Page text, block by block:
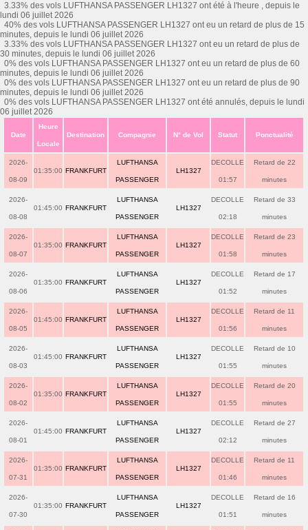
3.33% des vols LUFTHANSA PASSENGER LH1327 ont été à l'heure , depuis le
lundi 06 juillet 2026
40% des vols LUFTHANSA PASSENGER LH1327 ont eu un retard de plus de 15
minutes, depuis le lundi 06 juillet 2026
3.33% des vols LUFTHANSA PASSENGER LH1327 ont eu un retard de plus de
30 minutes, depuis le lundi 06 juillet 2026
0% des vols LUFTHANSA PASSENGER LH1327 ont eu un retard de plus de 60
minutes, depuis le lundi 06 juillet 2026
0% des vols LUFTHANSA PASSENGER LH1327 ont eu un retard de plus de 90
minutes, depuis le lundi 06 juillet 2026
0% des vols LUFTHANSA PASSENGER LH1327 ont été annulés, depuis le lundi
06 juillet 2026
Date
Heure
Locale
Destination Compagnie N° de Vol Statut Ponctualité
2026-
08-09
01:35:00 FRANKFURT
LUFTHANSA
PASSENGER
LH1327
DECOLLE
01:57
Retard de 22
minutes
2026-
08-08
01:45:00 FRANKFURT
LUFTHANSA
PASSENGER
LH1327
DECOLLE
02:18
Retard de 33
minutes
2026-
08-07
01:35:00 FRANKFURT
LUFTHANSA
PASSENGER
LH1327
DECOLLE
01:58
Retard de 23
minutes
2026-
08-06
01:35:00 FRANKFURT
LUFTHANSA
PASSENGER
LH1327
DECOLLE
01:52
Retard de 17
minutes
2026-
08-05
01:45:00 FRANKFURT
LUFTHANSA
PASSENGER
LH1327
DECOLLE
01:56
Retard de 11
minutes
2026-
08-03
01:45:00 FRANKFURT
LUFTHANSA
PASSENGER
LH1327
DECOLLE
01:55
Retard de 10
minutes
2026-
08-02
01:35:00 FRANKFURT
LUFTHANSA
PASSENGER
LH1327
DECOLLE
01:55
Retard de 20
minutes
2026-
08-01
01:45:00 FRANKFURT
LUFTHANSA
PASSENGER
LH1327
DECOLLE
02:12
Retard de 27
minutes
2026-
07-31
01:35:00 FRANKFURT
LUFTHANSA
PASSENGER
LH1327
DECOLLE
01:46
Retard de 11
minutes
2026-
07-30
01:35:00 FRANKFURT
LUFTHANSA
PASSENGER
LH1327
DECOLLE
01:51
Retard de 16
minutes